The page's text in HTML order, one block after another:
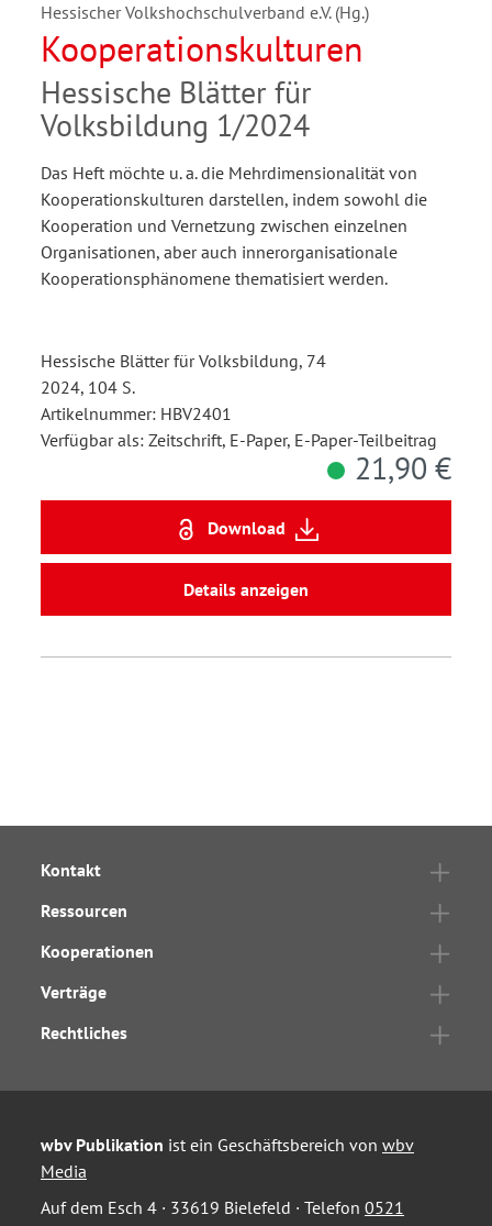
Hessischer Volkshochschulverband e.V. (Hg.)
Kooperationskulturen
Hessische Blätter für
Volksbildung 1/2024
Das Heft möchte u. a. die Mehrdimensionalität von
Kooperationskulturen darstellen, indem sowohl die
Kooperation und Vernetzung zwischen einzelnen
Organisationen, aber auch innerorganisationale
Kooperationsphänomene thematisiert werden.
Hessische Blätter für Volksbildung, 74
2024, 104 S.
Artikelnummer: HBV2401
Verfügbar als: Zeitschrift, E-Paper, E-Paper-Teilbeitrag
21,90 €
Download
Details anzeigen
Kontakt
Ressourcen
Kooperationen
Verträge
Rechtliches
wbv Publikation ist ein Geschäftsbereich von wbv
Media
Auf dem Esch 4 · 33619 Bielefeld · Telefon 0521